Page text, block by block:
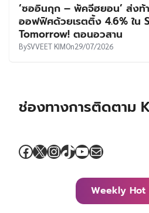
‘ซออินกุก – พัคจีฮยอน’ ส่งท้า
ออฟฟิศด้วยเรตติ้ง 4.6% ใน
Tomorrow! ตอนอวสาน
BySVVEET KIMOn29/07/2026
ช่องทางการติดตาม
Facebook
X Instagram
TikTok
YouTube
Mail
Weekly Hot